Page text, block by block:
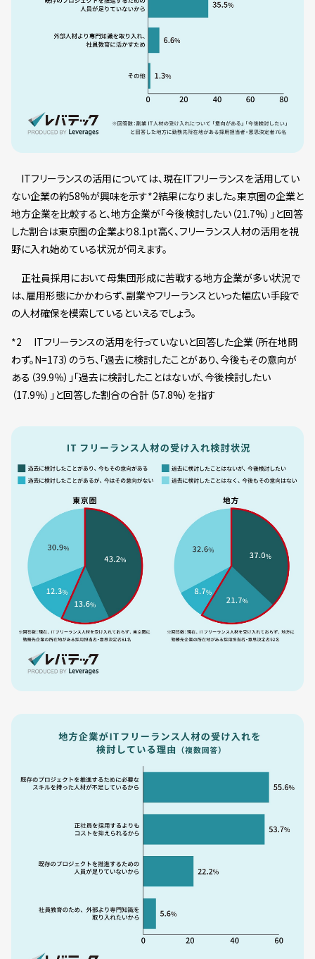
ITフリーランスの活用については、現在ITフリーランスを活用してい
ない企業の約58%が興味を示す*2結果になりました。東京圏の企業と
地方企業を比較すると、地方企業が「今後検討したい（21.7%）」と回答
した割合は東京圏の企業より8.1pt高く、フリーランス人材の活用を視
野に入れ始めている状況が伺えます。
正社員採用において母集団形成に苦戦する地方企業が多い状況で
は、雇用形態にかかわらず、副業やフリーランスといった幅広い手段で
の人材確保を模索しているといえるでしょう。
*2 ITフリーランスの活用を行っていないと回答した企業（所在地問
わず。N=173）のうち、「過去に検討したことがあり、今後もその意向が
ある（39.9％）」「過去に検討したことはないが、今後検討したい
（17.9％）」と回答した割合の合計（57.8%）を指す